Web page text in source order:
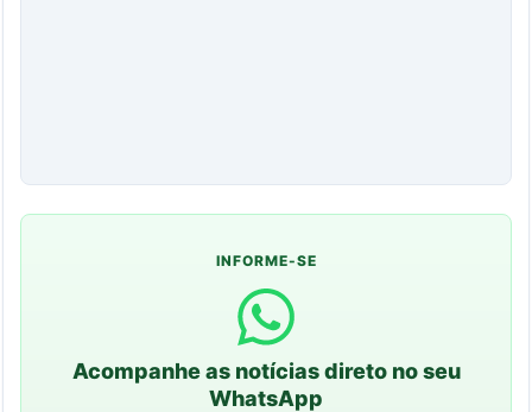
INFORME-SE
Acompanhe as notícias direto no seu
WhatsApp